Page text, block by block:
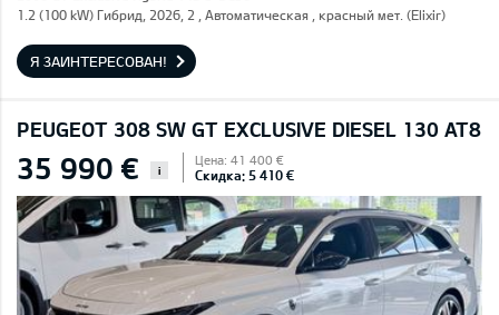
1.2 (100 kW) Гибрид, 2026, 2 , Автоматическая , красный мет. (Elixir)
Я ЗАИНТЕРЕСОВАН!
PEUGEOT 308 SW GT EXCLUSIVE DIESEL 130 AT8
35 990 € i
Цена: 41 400 €
Скидка: 5 410 €